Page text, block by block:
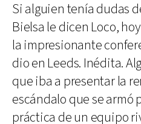
Si alguien tenía dudas
Bielsa le dicen Loco,
la impresionante
dio en Leeds. Inédita.
que iba a presentar la
escándalo que se armó
práctica de un equipo